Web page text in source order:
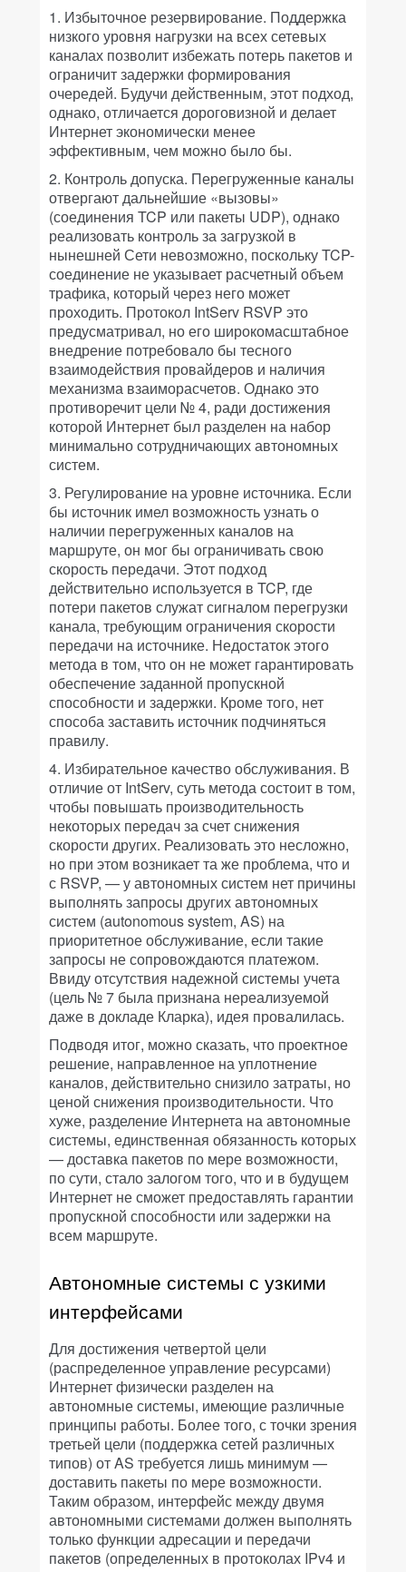
1. Избыточное резервирование. Поддержка
низкого уровня нагрузки на всех сетевых
каналах позволит избежать потерь пакетов и
ограничит задержки формирования
очередей. Будучи действенным, этот подход,
однако, отличается дороговизной и делает
Интернет экономически менее
эффективным, чем можно было бы.
2. Контроль допуска. Перегруженные каналы
отвергают дальнейшие «вызовы»
(соединения TCP или пакеты UDP), однако
реализовать контроль за загрузкой в
нынешней Сети невозможно, поскольку TCP-
соединение не указывает расчетный объем
трафика, который через него может
проходить. Протокол IntServ RSVP это
предусматривал, но его широкомасштабное
внедрение потребовало бы тесного
взаимодействия провайдеров и наличия
механизма взаиморасчетов. Однако это
противоречит цели № 4, ради достижения
которой Интернет был разделен на набор
минимально сотрудничающих автономных
систем.
3. Регулирование на уровне источника. Если
бы источник имел возможность узнать о
наличии перегруженных каналов на
маршруте, он мог бы ограничивать свою
скорость передачи. Этот подход
действительно используется в TCP, где
потери пакетов служат сигналом перегрузки
канала, требующим ограничения скорости
передачи на источнике. Недостаток этого
метода в том, что он не может гарантировать
обеспечение заданной пропускной
способности и задержки. Кроме того, нет
способа заставить источник подчиняться
правилу.
4. Избирательное качество обслуживания. В
отличие от IntServ, суть метода состоит в том,
чтобы повышать производительность
некоторых передач за счет снижения
скорости других. Реализовать это несложно,
но при этом возникает та же проблема, что и
с RSVP, — у автономных систем нет причины
выполнять запросы других автономных
систем (autonomous system, AS) на
приоритетное обслуживание, если такие
запросы не сопровождаются платежом.
Ввиду отсутствия надежной системы учета
(цель № 7 была признана нереализуемой
даже в докладе Кларка), идея провалилась.
Подводя итог, можно сказать, что проектное
решение, направленное на уплотнение
каналов, действительно снизило затраты, но
ценой снижения производительности. Что
хуже, разделение Интернета на автономные
системы, единственная обязанность которых
— доставка пакетов по мере возможности,
по сути, стало залогом того, что и в будущем
Интернет не сможет предоставлять гарантии
пропускной способности или задержки на
всем маршруте.
Автономные системы с узкими
интерфейсами
Для достижения четвертой цели
(распределенное управление ресурсами)
Интернет физически разделен на
автономные системы, имеющие различные
принципы работы. Более того, с точки зрения
третьей цели (поддержка сетей различных
типов) от AS требуется лишь минимум —
доставить пакеты по мере возможности.
Таким образом, интерфейс между двумя
автономными системами должен выполнять
только функции адресации и передачи
пакетов (определенных в протоколах IPv4 и